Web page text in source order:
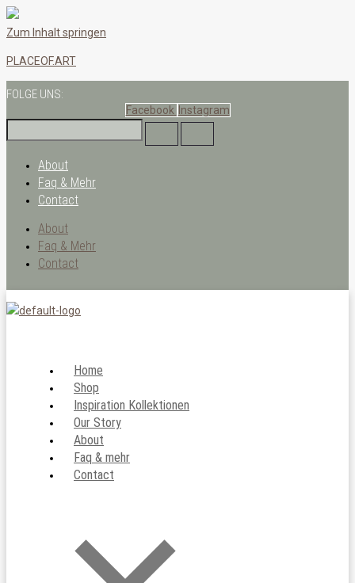
Zum Inhalt springen
PLACEOF.ART
FOLGE UNS:
Facebook Instagram
About
Faq & Mehr
Contact
About
Faq & Mehr
Contact
Home
Shop
Inspiration Kollektionen
Our Story
About
Faq & mehr
Contact